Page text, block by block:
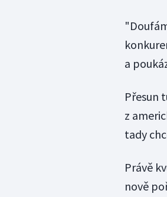
a
Přesun
z
tady
Právě
nově